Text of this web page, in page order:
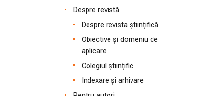
Despre revistă
Despre revista științifică
Obiective și domeniu de
aplicare
Colegiul științific
Indexare și arhivare